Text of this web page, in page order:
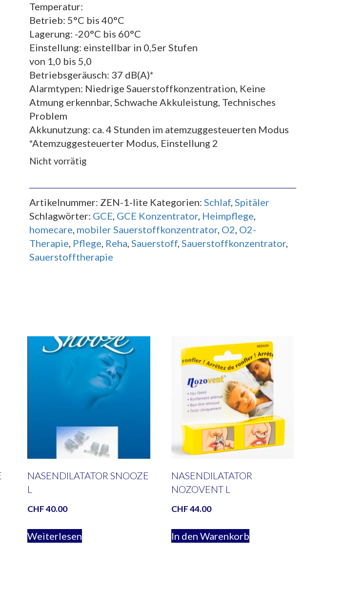
Temperatur:
Betrieb: 5°C bis 40°C
Lagerung: -20°C bis 60°C
Einstellung: einstellbar in 0,5er Stufen
von 1,0 bis 5,0
Betriebsgeräusch: 37 dB(A)*
Alarmtypen: Niedrige Sauerstoffkonzentration, Keine
Atmung erkennbar, Schwache Akkuleistung, Technisches
Problem
Akkunutzung: ca. 4 Stunden im atemzuggesteuerten Modus
*Atemzuggesteuerter Modus, Einstellung 2
Nicht vorrätig
Artikelnummer: ZEN-1-lite Kategorien: Schlaf, Spitäler
Schlagwörter: GCE, GCE Konzentrator, Heimpflege,
homecare, mobiler Sauerstoffkonzentrator, O2, O2-
Therapie, Pflege, Reha, Sauerstoff, Sauerstoffkonzentrator,
Sauerstofftherapie
NASENDILATATOR SNOOZE
L
CHF40.00
Weiterlesen
NASENDILATATOR
NOZOVENT L
CHF44.00
In den Warenkorb